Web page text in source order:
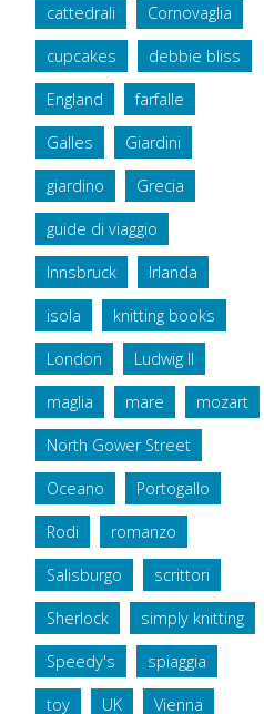
cattedrali Cornovaglia
cupcakes debbie bliss
England farfalle
Galles Giardini
giardino Grecia
guide di viaggio
Innsbruck Irlanda
isola knitting books
London Ludwig II
maglia mare mozart
North Gower Street
Oceano Portogallo
Rodi romanzo
Salisburgo scrittori
Sherlock simply knitting
Speedy's spiaggia
toy UK Vienna